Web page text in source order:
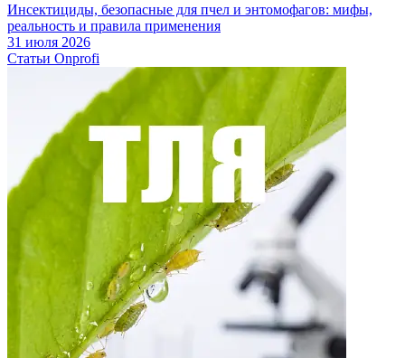
Инсектициды, безопасные для пчел и энтомофагов: мифы,
реальность и правила применения
31 июля 2026
Статьи Onprofi